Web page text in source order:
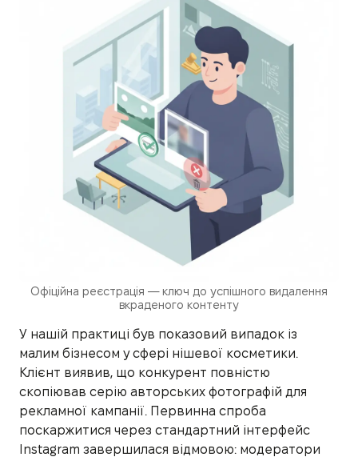
Офіційна реєстрація — ключ до успішного видалення
вкраденого контенту
У нашій практиці був показовий випадок із
малим бізнесом у сфері нішевої косметики.
Клієнт виявив, що конкурент повністю
скопіював серію авторських фотографій для
рекламної кампанії. Первинна спроба
поскаржитися через стандартний інтерфейс
Instagram завершилася відмовою: модератори